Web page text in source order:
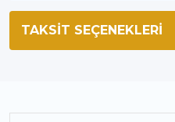
TAKSIT SEÇENEKLERI